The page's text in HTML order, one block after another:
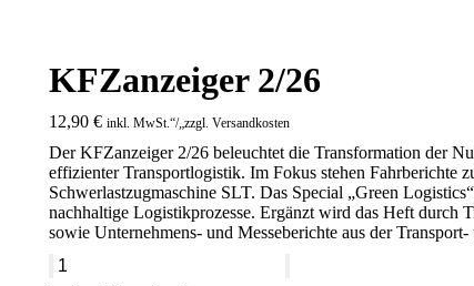
KFZanzeiger 2/26
12,90 € inkl. MwSt.“/„zzgl. Versandkosten
Der KFZanzeiger 2/26 beleuchtet die Transformation der
effizienter Transportlogistik. Im Fokus stehen Fahrberichte
Schwerlastzugmaschine SLT. Das Special „Green
nachhaltige Logistikprozesse. Ergänzt wird das Heft durch
sowie Unternehmens- und Messeberichte aus der
KFZanzeiger